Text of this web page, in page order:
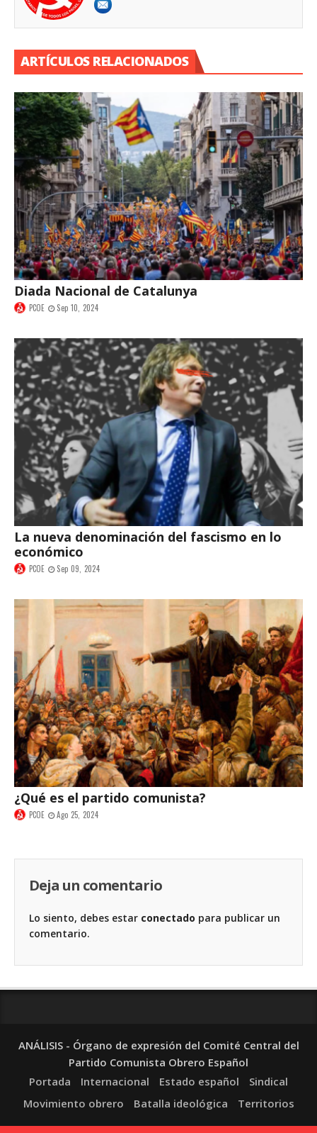
ARTÍCULOS RELACIONADOS
Diada Nacional de Catalunya
PCOE Sep 10, 2024
La nueva denominación del fascismo en lo
económico
PCOE Sep 09, 2024
¿Qué es el partido comunista?
PCOE Ago 25, 2024
Deja un comentario
Lo siento, debes estar conectado para publicar un
comentario.
ANÁLISIS - Órgano de expresión del Comité Central del
Partido Comunista Obrero Español
Portada
Internacional Estado español
Sindical
Movimiento obrero
Batalla ideológica Territorios